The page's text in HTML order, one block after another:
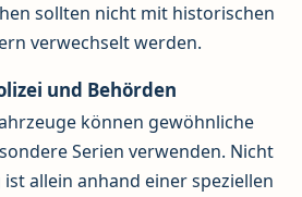
sollten nicht mit historischen
verwechselt werden.
und Behörden
können gewöhnliche
Serien verwenden. Nicht
allein anhand einer speziellen